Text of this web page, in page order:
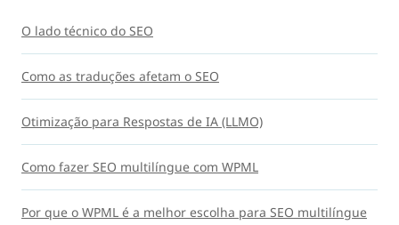
O lado técnico do SEO
Como as traduções afetam o SEO
Otimização para Respostas de IA (LLMO)
Como fazer SEO multilíngue com WPML
Por que o WPML é a melhor escolha para SEO multilíngue